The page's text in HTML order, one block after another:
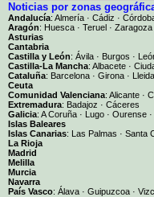
Noticias por zonas
Andalucía: Almería · Cádiz ·
Aragón: Huesca · Teruel · Zaragoza
Asturias
Cantabria
Castilla y León: Ávila · Burgos ·
Castilla-La Mancha: Albacete ·
Cataluña: Barcelona · Girona · Lleida
Ceuta
Comunidad Valenciana: Alicante ·
Extremadura: Badajoz · Cáceres
Galicia: A Coruña · Lugo · Ourense ·
Islas Baleares
Islas Canarias: Las Palmas · Santa
La Rioja
Madrid
Melilla
Murcia
Navarra
País Vasco: Álava · Guipuzcoa ·